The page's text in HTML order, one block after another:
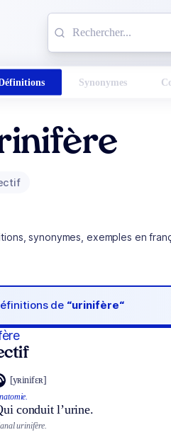
Synonymes
synonymes, exemples en
de “urinifère“
[yʀinifɛʀ]
conduit l’urine.
urinifère.